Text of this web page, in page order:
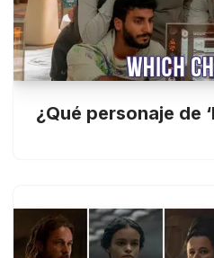
¿Qué personaje de